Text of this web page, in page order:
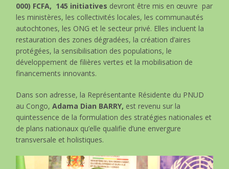
000) FCFA, 145 initiatives devront être mis en œuvre par
les ministères, les collectivités locales, les communautés
autochtones, les ONG et le secteur privé. Elles incluent la
restauration des zones dégradées, la création d’aires
protégées, la sensibilisation des populations, le
développement de filières vertes et la mobilisation de
financements innovants.
Dans son adresse, la Représentante Résidente du PNUD
au Congo,Adama Dian BARRY, est revenu sur la
quintessence de la formulation des stratégies nationales et
de plans nationaux qu’elle qualifie d’une envergure
transversale et holistiques.